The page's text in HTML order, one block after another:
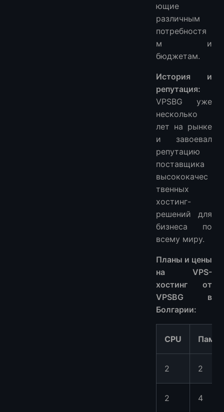
ющие
различным
потребностя
м и
бюджетам.
История и
репутация:
VPSBG уже
несколько
лет на рынке
и завоевал
репутацию
поставщика
высококачес
твенных
хостинг-
решений для
бизнеса по
всему миру.
Планы и цены
на VPS-
хостинг от
VPSBG в
Болгарии:
CPU
2 2
2 4